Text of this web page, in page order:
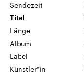
Sendezeit
Titel
Länge
Album
Label
Künstler*in